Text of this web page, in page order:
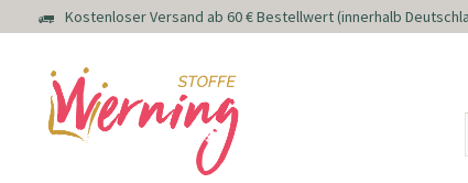
Kostenloser Versand ab 60 € Bestellwert (innerhalb